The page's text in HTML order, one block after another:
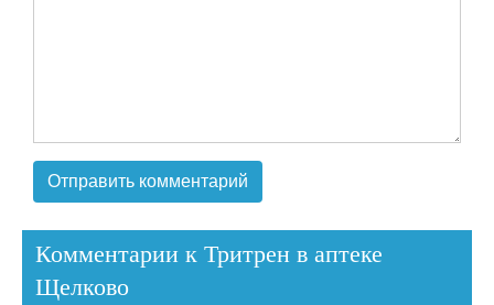
Комментарии к Тритрен в аптеке
Щелково